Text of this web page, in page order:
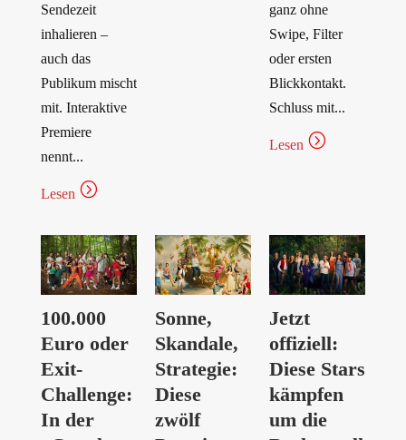
Sendezeit
inhalieren –
auch das
Publikum mischt
mit. Interaktive
Premiere
nennt...
Lesen =
ganz ohne
Swipe, Filter
oder ersten
Blickkontakt.
Schluss mit...
Lesen =
100.000
Euro oder
Exit-
Challenge:
In der
Sonne,
Skandale,
Strategie:
Diese
zwölf
Jetzt
offiziell:
Diese Stars
kämpfen
um die